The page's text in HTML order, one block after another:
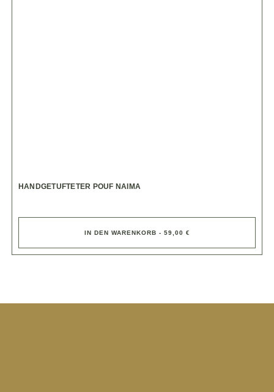
HANDGETUFTETER POUF NAIMA
IN DEN WARENKORB - 59,00 €